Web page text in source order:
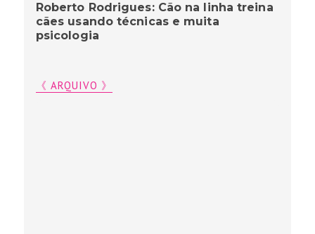
Roberto Rodrigues: Cão na linha treina
cães usando técnicas e muita
psicologia
《 ARQUIVO 》